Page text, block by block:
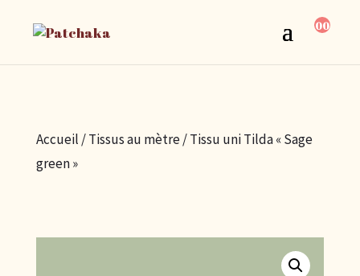
00
Accueil /Tissus au mètre/ Tissu uni Tilda « Sage
green »